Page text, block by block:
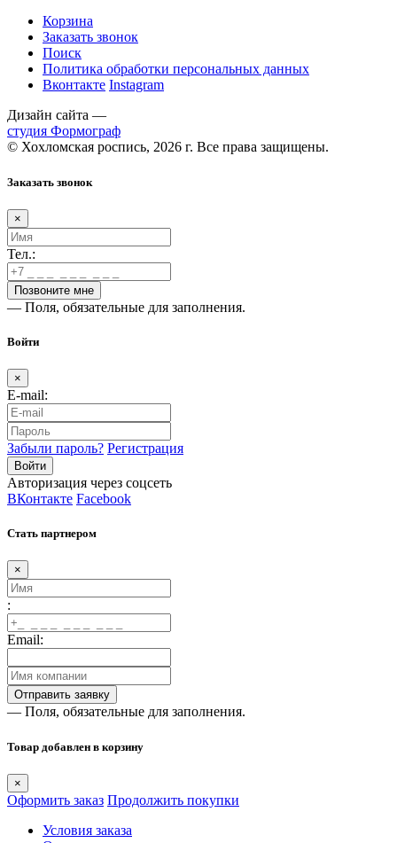
Корзина
Заказать звонок
Поиск
Политика обработки персональных данных
Вконтакте Instagram
Дизайн сайта —
студия Формограф
© Хохломская роспись, 2026 г. Все права защищены.
Заказать звонок
×
Тел.:
— Поля, обязательные для заполнения.
Войти
×
E-mail:
Забыли пароль? Регистрация
Авторизация через соцсеть
ВКонтакте Facebook
Стать партнером
×
:
Email:
— Поля, обязательные для заполнения.
Товар добавлен в корзину
×
Оформить заказ Продолжить покупки
Условия заказа